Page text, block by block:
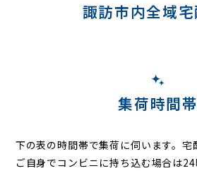
諏訪市内全域
集荷時間帯
下の表の時間帯で集荷に伺います。宅
ご自身でコンビニに持ち込む場合は24